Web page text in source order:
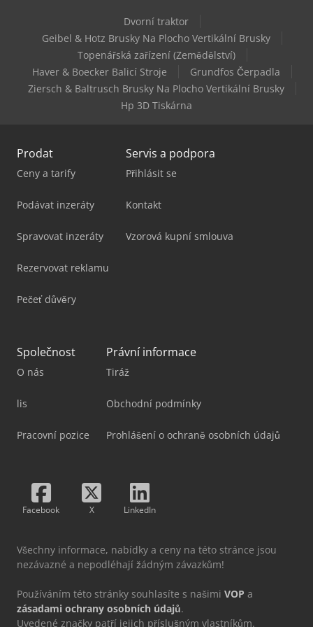
Dvorní traktor
Geibel & Hotz Brusky Na Plocho Vertikální Brusky
Topenářská zařízení (Zemědělství)
Haver & Boecker Balicí Stroje
Grundfos Čerpadla
Ziersch & Baltrusch Brusky Na Plocho Vertikální Brusky
Hp 3D Tiskárna
Prodat
Ceny a tarify
Podávat inzeráty
Spravovat inzeráty
Rezervovat reklamu
Pečeť důvěry
Servis a podpora
Přihlásit se
Kontakt
Vzorová kupní smlouva
Společnost
O nás
lis
Pracovní pozice
Právní informace
Tiráž
Obchodní podmínky
Prohlášení o ochraně osobních údajů
Facebook X LinkedIn
Všechny informace, nabídky a ceny na této stránce jsou
nezávazné a nepodléhají žádným závazkům!
Používáním této stránky souhlasíte s našimi VOP a
zásadami ochrany osobních údajů.
Uvedené značky patří jejich příslušným vlastníkům.